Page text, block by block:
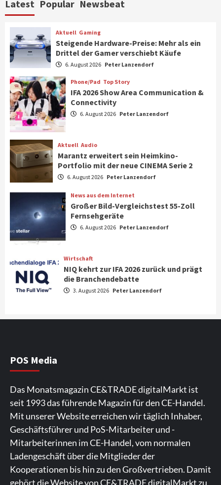
6
CHERRY baut Vertriebsteam in
7
Smart Living Top Story
Verbraucher setzen immer mehr auf
1
Aktuell
Steigende Hardware-Preise: Mehr als ein
Drittel der Gamer verschiebt Käufe
2
Phone/Pad Top Story
IFA 2026 Show Area Communication &
Connectivity
Aktuell Audio
Marantz erweitert sein Heimkino-
Portfolio mit der neue CINEMA Serie 2
News aus dem Internet
Großer Bild-Vergleichstest 55-Zoll
Fernsehgeräte
5
6
CHERRY baut Vertriebsteam in
strategisch wichtigen Märkten aus
7
Smart Living Top Story
Verbraucher setzen immer mehr auf
Klimageräte und Ventilatoren
Latest Popular Newsbeat
Aktuell Gaming
Steigende Hardware-Preise: Mehr als ein
Drittel der Gamer verschiebt Käufe
6. August 2026 Peter Lanzendorf
Phone/Pad Top Story
IFA 2026 Show Area Communication &
Connectivity
6. August 2026 Peter Lanzendorf
Aktuell Audio
Marantz erweitert sein Heimkino-
Portfolio mit der neue CINEMA Serie 2
6. August 2026 Peter Lanzendorf
News aus dem Internet
Großer Bild-Vergleichstest 55-Zoll
Fernsehgeräte
6. August 2026 Peter Lanzendorf
Wirtschaft
NIQ kehrt zur IFA 2026 zurück und prägt
die Branchendebatte
3. August 2026 Peter Lanzendorf
POS Media
Das Monatsmagazin CE&TRADE digitalMarkt ist
seit 1993 das führende Magazin für den CE-Handel.
Mit unserer Website erreichen wir täglich Inhaber,
Geschäftsführer und PoS-Mitarbeiter und -
Mitarbeiterinnen im CE-Handel, vom normalen
Ladengeschäft über die Mitglieder der
Kooperationen bis hin zu den Großvertrieben. Damit
gehört die Website von CE&TRADE digitalMarkt zu